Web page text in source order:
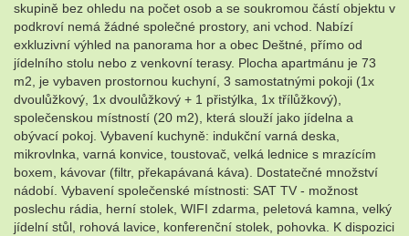
skupině bez ohledu na počet osob a se soukromou částí objektu v
podkroví nemá žádné společné prostory, ani vchod. Nabízí
exkluzivní výhled na panorama hor a obec Deštné, přímo od
jídelního stolu nebo z venkovní terasy. Plocha apartmánu je 73
m2, je vybaven prostornou kuchyní, 3 samostatnými pokoji (1x
dvoulůžkový, 1x dvoulůžkový + 1 přistýlka, 1x třílůžkový),
společenskou místností (20 m2), která slouží jako jídelna a
obývací pokoj. Vybavení kuchyně: indukční varná deska,
mikrovlnka, varná konvice, toustovač, velká lednice s mrazícím
boxem, kávovar (filtr, překapávaná káva). Dostatečné množství
nádobí. Vybavení společenské místnosti: SAT TV - možnost
poslechu rádia, herní stolek, WIFI zdarma, peletová kamna, velký
jídelní stůl, rohová lavice, konferenční stolek, pohovka. K dispozici